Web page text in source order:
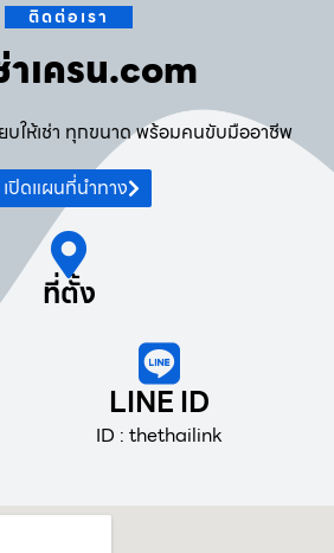
ติดต่อเรา
าเครน.com
บให้เช่า ทุกขนาด พร้อมคนขับมืออาชีพ
เปิดแผนที่นำทาง
ที่ตั้ง
LINE ID
ID : thethailink